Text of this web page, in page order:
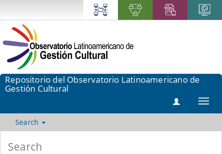
Repositorio del Observatorio Latinoamericano de
Gestión Cultural
Search
Search